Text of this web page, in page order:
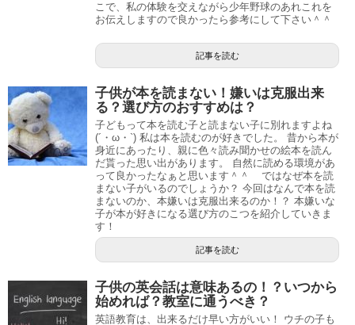
こで、私の体験を交えながら少年野球のあれこれを
お伝えしますので良かったら参考にして下さい＾＾
記事を読む
子供が本を読まない！嫌いは克服出来
る？選び方のおすすめは？
子どもって本を読む子と読まない子に別れますよね
(´・ω・`) 私は本を読むのが好きでした。 昔から本が
身近にあったり、親に色々読み聞かせの絵本を読ん
だ貰った思い出があります。 自然に読める環境があ
って良かったなぁと思います＾＾ ではなぜ本を読
まない子がいるのでしょうか？ 今回はなんで本を読
まないのか、本嫌いは克服出来るのか！？ 本嫌いな
子が本が好きになる選び方のこつを紹介していきま
す！
記事を読む
子供の英会話は意味あるの！？いつから
始めれば？教室に通うべき？
英語教育は、出来るだけ早い方がいい！ ウチの子も